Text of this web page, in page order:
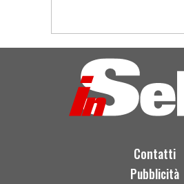
Contatti
Pubblicità